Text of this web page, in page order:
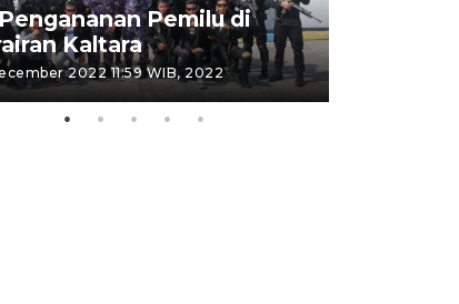
Pemilu di
Kaltara
2022 11:59 WIB, 2022